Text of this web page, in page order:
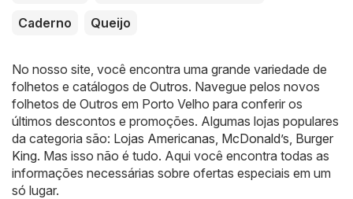
Caderno
Queijo
No nosso site, você encontra uma grande variedade de
folhetos e catálogos de Outros. Navegue pelos novos
folhetos de Outros em Porto Velho para conferir os
últimos descontos e promoções. Algumas lojas populares
da categoria são: Lojas Americanas McDonald’s Burger
King. Mas isso não é tudo. Aqui você encontra todas as
informações necessárias sobre ofertas especiais em um
só lugar.